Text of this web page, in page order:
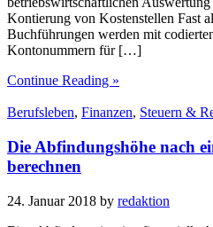
Kontierung von Kostenstellen Fast
Buchführungen werden mit
Kontonummern für […]
Continue Reading »
Berufsleben, Finanzen, Steuern &
Die Abfindungshöhe nach
berechnen
24. Januar 2018 by redaktion